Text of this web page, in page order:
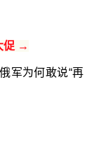
促 →
军为何敢说“再